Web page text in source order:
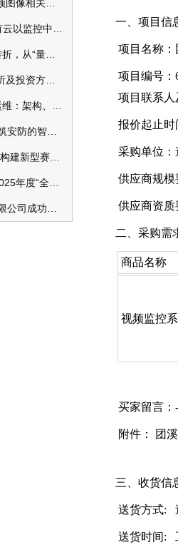
一、项目信
项目名称
项目编号：
项目联系
报价起止时
采购单位：
供应商规
供应商资
二、采购需
商品名称
视频监控
买家留言
附件： 团
三、收货信
送货方式:
送货时间: